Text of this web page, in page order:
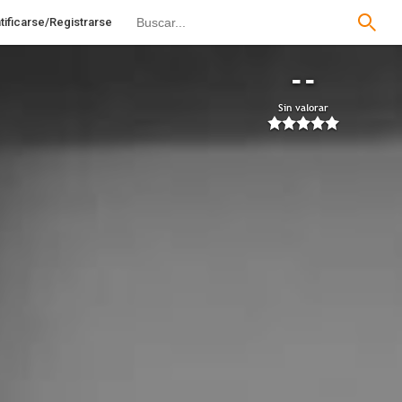
Registrarse
--
Sin valorar